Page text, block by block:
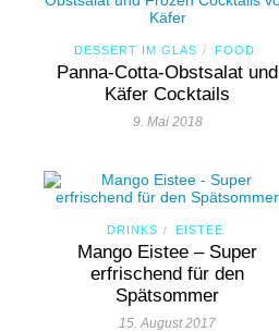
DESSERT IM GLAS / FOOD
Panna-Cotta-Obstsalat und
Käfer Cocktails
9. Mai 2018
DRINKS / EISTEE
Mango Eistee – Super
erfrischend für den
Spätsommer
15. August 2017